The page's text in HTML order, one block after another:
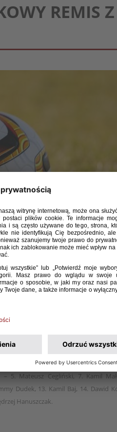
REMIS Z
przez trenera
zremisowała z
o godz. 14:00 ze Słowacją.
3. Viktor Ranko, 4. Botond Hecler, 6.
Nyikos, 10. Janos Galambos, 11. Erik
– 5. Mateusz Cegliński, 7. Kamil
Dudek, 13. Kamil Baj, 14. Dawid
Hanuszczak.